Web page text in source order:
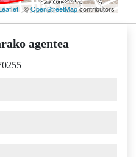
| ©OpenStreetMapcontributors
agentea